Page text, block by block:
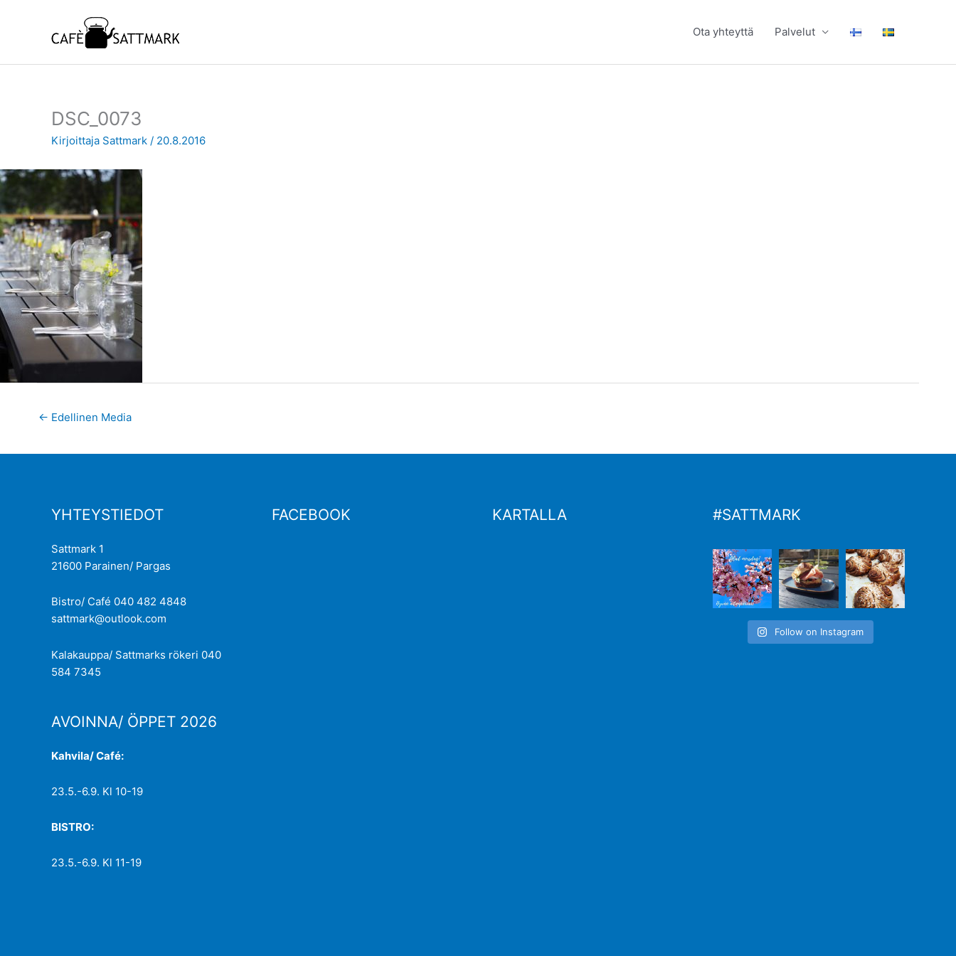
Ota yhteyttä Palvelut
DSC_0073
Kirjoittaja Sattmark / 20.8.2016
← Edellinen Media
YHTEYSTIEDOT
Sattmark 1
21600 Parainen/ Pargas
Bistro/ Café 040 482 4848
sattmark@outlook.com
Kalakauppa/ Sattmarks rökeri 040
584 7345
AVOINNA/ ÖPPET 2026
Kahvila/ Café:
23.5.-6.9. Kl 10-19
BISTRO:
23.5.-6.9. Kl 11-19
FACEBOOK KARTALLA #SATTMARK
Follow on Instagram